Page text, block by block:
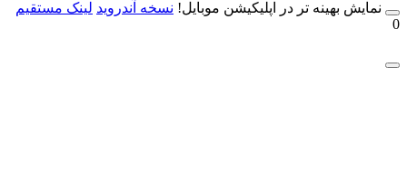
بهینه تر در اپلیکیشن موبایل!نسخه آندروید لینک مستقیم